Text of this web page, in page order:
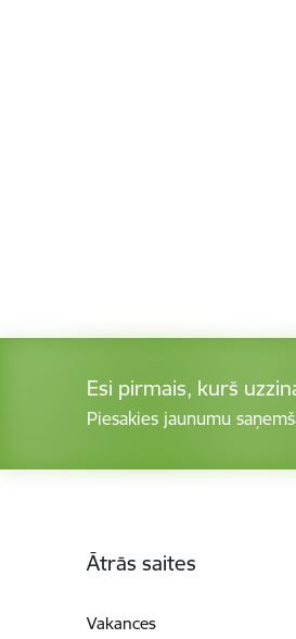
Esi pirmais, kurš
Piesakies jaunumu
Ātrās saites
Vakances